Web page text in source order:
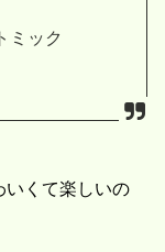
ミック
いくて楽しいの